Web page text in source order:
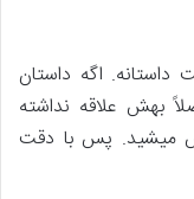
اگه داستان
بهش علاقه نداشته
میشید. پس با دقت